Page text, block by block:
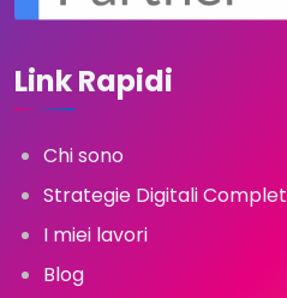
Link Rapidi
Chi sono
Strategie Digitali
I miei lavori
Blog